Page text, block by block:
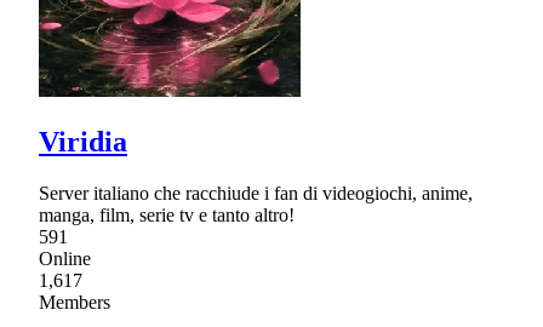
Viridia
Server italiano che racchiude i fan di videogiochi, anime,
manga, film, serie tv e tanto altro!
591
Online
1,617
Members